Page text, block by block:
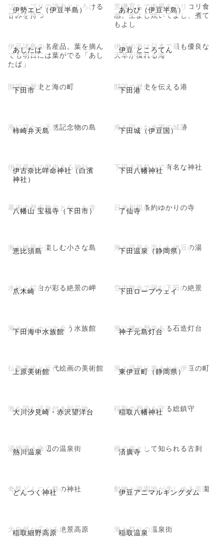
伊勢エビ（伊豆半島）
プリップリの弾力ととろける
甘みを持つ
あわび（伊豆半島）
荒磯育ちで肉厚＆コリコリ食
感。生よし焼いてよし、煮て
もよし
あしたば
伊豆諸島の名産品。葉を摘ん
でも明日には葉がでる「あし
たば」
伊豆 ところてん
伊豆の海は日本で最も優良な
天草が獲れる海
下田市
開国の歴史と海の町 下田港
開国の歴史を伝える港
柿崎弁天島
海に浮かぶ天然記念物の島 下田城（伊豆国）
海を守った水軍の城跡
伊古奈比咩命神社（白濱
神社）
伊豆最古の歴史ある神社 下田八幡神社
下田太鼓祭りで有名な神社
八幡山 宝福寺（下田市）
幕末の歴史舞台となった寺 了仙寺
日米和親条約ゆかりの寺
恵比須島
海と地形を楽しむ小さな島 下田温泉（静岡県）
海と温泉を楽しむ伊豆の湯
爪木崎
水仙と灯台が彩る絶景の岬 下田ロープウェイ
空中散歩で望む下田の絶景
下田海中水族館
海とイルカに出会う水族館 神子元島灯台
海に建つ歴史ある石造灯台
上原美術館
仏教美術と近代絵画の美術館 東伊豆町（静岡県）
海と温泉に恵まれた伊豆の町
大川汐見崎・赤沢望洋台
海を望む温泉付き別荘地 稲取八幡神社
稲取の歴史を守る総鎮守
熱川温泉
湯煙漂う海辺の温泉街 済廣寺
榧の寺として知られる古刹
どんつく神社
奇祭どんつく祭の神社 伊豆アニマルキングダム
動物と遊園地が楽しめる楽園
稲取細野高原
大自然が広がる絶景高原 稲取温泉
海と祭りの温泉街